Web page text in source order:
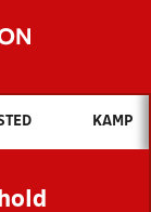
du søge efter?
NYHEDER
OG
KAMP